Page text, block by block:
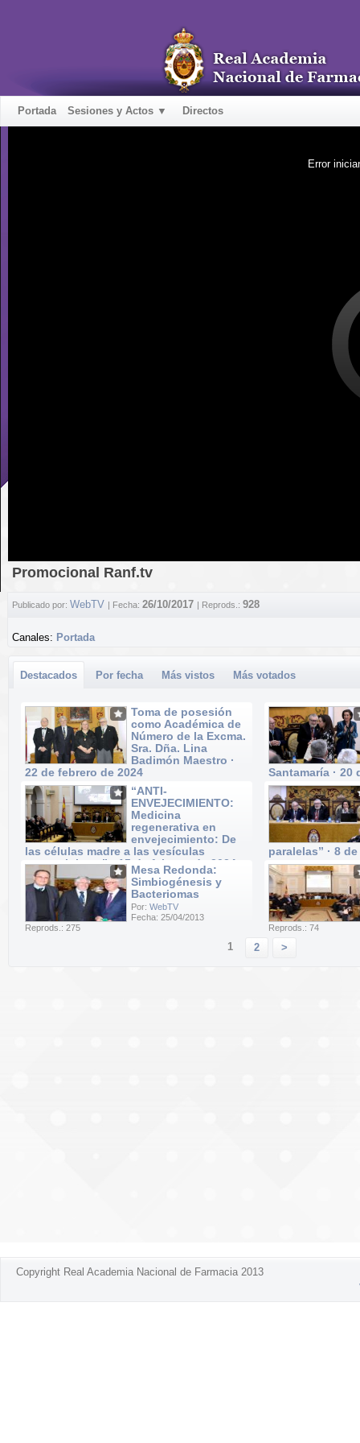
Portada Sesiones y Actos ▼ Directos
Error
Promocional Ranf.tv
Publicado por: WebTV | Fecha: 26/10/2017 | Reprods.: 928
Canales: Portada
Destacados Por fecha Más vistos Más votados
Toma de posesión
como Académica de
Número de la Excma.
Sra. Dña. Lina
Badimón Maestro ·
22 de febrero de 2024
Por:WebTV
Fecha: 22/02/2024
Reprods.: 40
Santamaría · 20
Por:WebTV
Fecha: 20/02/2024
Reprods.: 52
“ANTI-
ENVEJECIMIENTO:
Medicina
regenerativa en
envejecimiento: De
las células madre a las vesículas
extracelulares” · 15 de febrero de 2024
Por:WebTV
Fecha: 15/02/2024
Reprods.: 37
paralelas” · 8
Por:WebTV
Fecha: 08/02/2024
Reprods.: 20
Mesa Redonda:
Simbiogénesis y
Bacteriomas
Por: WebTV
Fecha: 25/04/2013
Reprods.: 275
Reprods.: 74
1 2 >
Copyright Real Academia Nacional de Farmacia 2013